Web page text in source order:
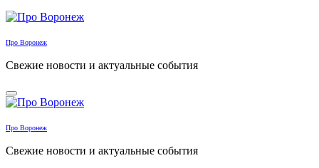
Про Воронеж
Свежие новости и актуальные события
Про Воронеж
Свежие новости и актуальные события